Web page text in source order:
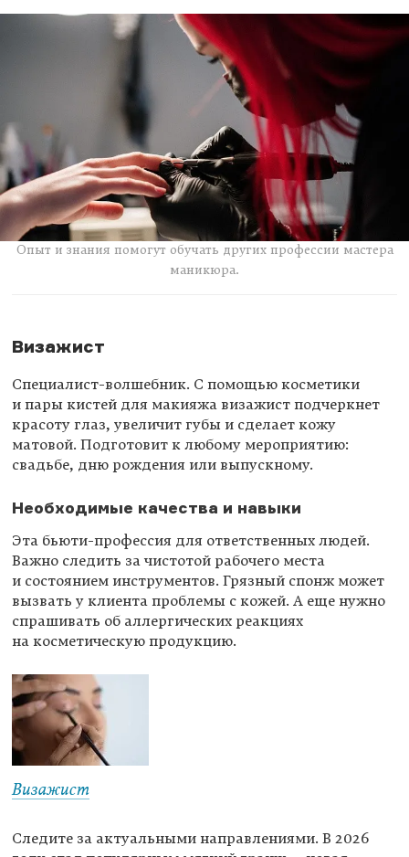
Опыт и знания помогут обучать других профессии мастера
маникюра.
Визажист
Специалист-волшебник. С помощью косметики
и пары кистей для макияжа визажист подчеркнет
красоту глаз, увеличит губы и сделает кожу
матовой. Подготовит к любому мероприятию:
свадьбе, дню рождения или выпускному.
Необходимые качества и навыки
Эта бьюти-профессия для ответственных людей.
Важно следить за чистотой рабочего места
и состоянием инструментов. Грязный спонж может
вызвать у клиента проблемы с кожей. А еще нужно
спрашивать об аллергических реакциях
на косметическую продукцию.
Визажист
Следите за актуальными направлениями. В 2026